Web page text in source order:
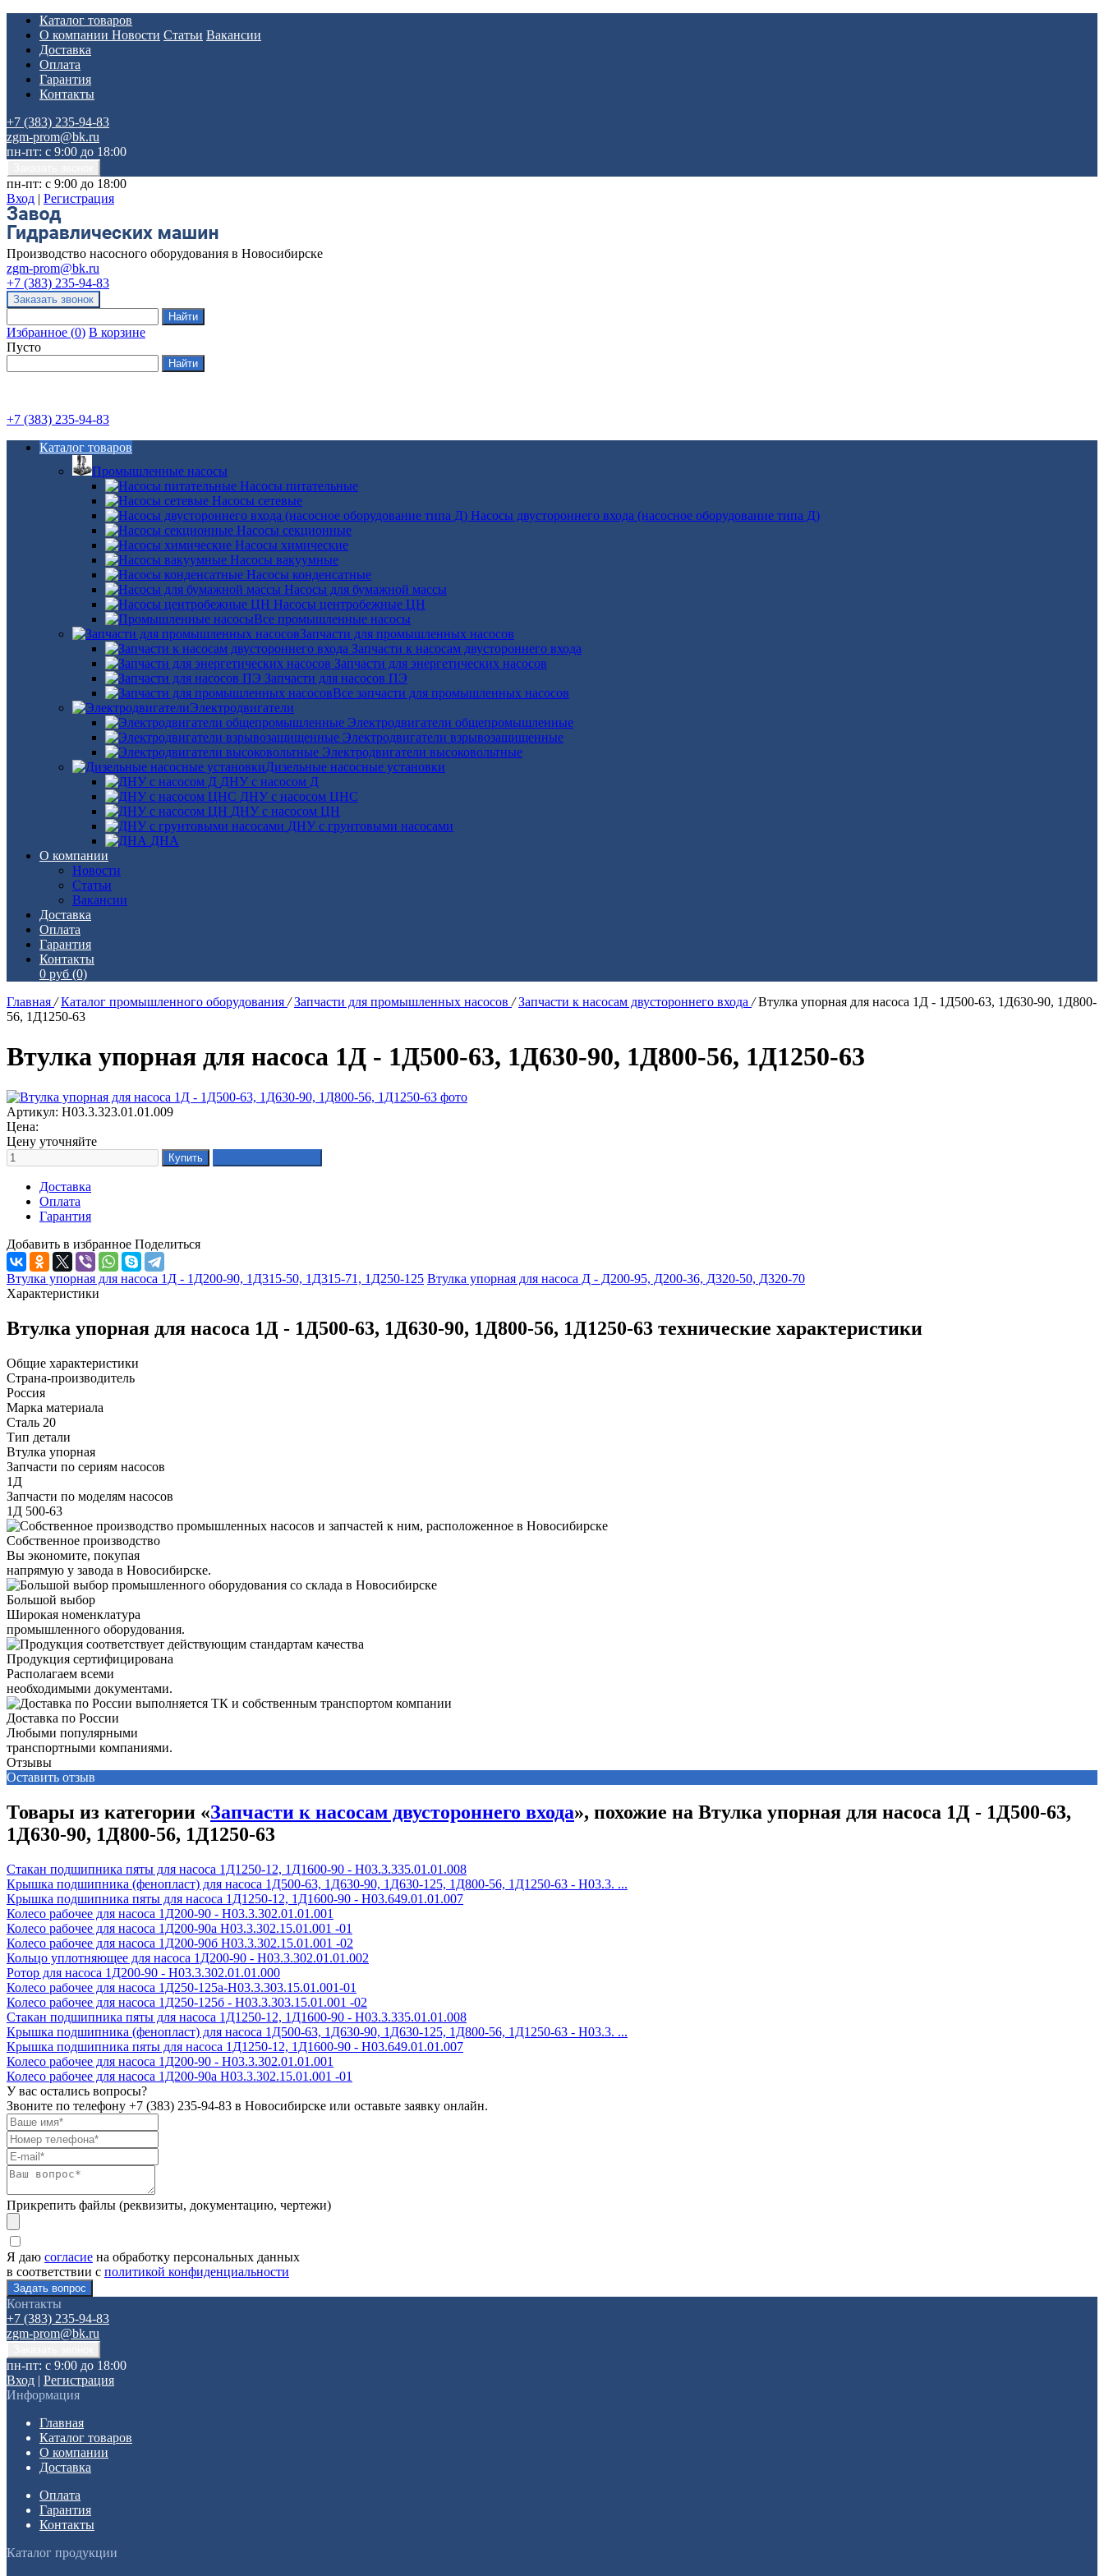
Каталог товаров
О компании Новости Статьи Вакансии
Доставка
Оплата
Гарантия
Контакты
+7 (383) 235-94-83
zgm-prom@bk.ru
пн-пт: с 9:00 до 18:00
пн-пт: с 9:00 до 18:00
Вход | Регистрация
Производство насосного оборудования в Новосибирске
zgm-prom@bk.ru
+7 (383) 235-94-83
Избранное (0) В корзине
Пусто
+7 (383) 235-94-83
Каталог товаров
Промышленные насосы
Насосы питательные
Насосы сетевые
Насосы двустороннего входа (насосное оборудование типа Д)
Насосы секционные
Насосы химические
Насосы вакуумные
Насосы конденсатные
Насосы для бумажной массы
Насосы центробежные ЦН
Все промышленные насосы
Запчасти для промышленных насосов
Запчасти к насосам двустороннего входа
Запчасти для энергетических насосов
Запчасти для насосов ПЭ
Все запчасти для промышленных насосов
Электродвигатели
Электродвигатели общепромышленные
Электродвигатели взрывозащищенные
Электродвигатели высоковольтные
Дизельные насосные установки
ДНУ с насосом Д
ДНУ с насосом ЦНС
ДНУ с насосом ЦН
ДНУ с грунтовыми насосами
ДНА
О компании
Новости
Статьи
Вакансии
Доставка
Оплата
Гарантия
Контакты
0 руб (0)
Главная / Каталог промышленного оборудования / Запчасти для промышленных насосов / Запчасти к насосам двустороннего входа / Втулка упорная для насоса 1Д - 1Д500-63, 1Д630-90, 1Д800-
56, 1Д1250-63
Втулка упорная для насоса 1Д - 1Д500-63, 1Д630-90, 1Д800-56, 1Д1250-63
Артикул: Н03.3.323.01.01.009
Цена:
Цену уточняйте
Доставка
Оплата
Гарантия
Добавить в избранное Поделиться
Втулка упорная для насоса 1Д - 1Д200-90, 1Д315-50, 1Д315-71, 1Д250-125 Втулка упорная для насоса Д - Д200-95, Д200-36, Д320-50, Д320-70
Характеристики
Втулка упорная для насоса 1Д - 1Д500-63, 1Д630-90, 1Д800-56, 1Д1250-63 технические характеристики
Общие характеристики
Страна-производитель
Россия
Марка материала
Сталь 20
Тип детали
Втулка упорная
Запчасти по сериям насосов
1Д
Запчасти по моделям насосов
1Д 500-63
Собственное производство
Вы экономите, покупая
напрямую у завода в Новосибирске.
Большой выбор
Широкая номенклатура
промышленного оборудования.
Продукция сертифицирована
Располагаем всеми
необходимыми документами.
Доставка по России
Любыми популярными
транспортными компаниями.
Отзывы
Оставить отзыв
Товары из категории «Запчасти к насосам двустороннего входа», похожие на Втулка упорная для насоса 1Д - 1Д500-63,
1Д630-90, 1Д800-56, 1Д1250-63
Стакан подшипника пяты для насоса 1Д1250-12, 1Д1600-90 - Н03.3.335.01.01.008
Крышка подшипника (фенопласт) для насоса 1Д500-63, 1Д630-90, 1Д630-125, 1Д800-56, 1Д1250-63 - Н03.3. ...
Крышка подшипника пяты для насоса 1Д1250-12, 1Д1600-90 - Н03.649.01.01.007
Колесо рабочее для насоса 1Д200-90 - H03.3.302.01.01.001
Колесо рабочее для насоса 1Д200-90а H03.3.302.15.01.001 -01
Колесо рабочее для насоса 1Д200-90б H03.3.302.15.01.001 -02
Кольцо уплотняющее для насоса 1Д200-90 - Н03.3.302.01.01.002
Ротор для насоса 1Д200-90 - Н03.3.302.01.01.000
Колесо рабочее для насоса 1Д250-125а-Н03.3.303.15.01.001-01
Колесо рабочее для насоса 1Д250-125б - Н03.3.303.15.01.001 -02
Стакан подшипника пяты для насоса 1Д1250-12, 1Д1600-90 - Н03.3.335.01.01.008
Крышка подшипника (фенопласт) для насоса 1Д500-63, 1Д630-90, 1Д630-125, 1Д800-56, 1Д1250-63 - Н03.3. ...
Крышка подшипника пяты для насоса 1Д1250-12, 1Д1600-90 - Н03.649.01.01.007
Колесо рабочее для насоса 1Д200-90 - H03.3.302.01.01.001
Колесо рабочее для насоса 1Д200-90а H03.3.302.15.01.001 -01
У вас остались вопросы?
Звоните по телефону +7 (383) 235-94-83 в Новосибирске или оставьте заявку онлайн.
Прикрепить файлы (реквизиты, документацию, чертежи)
Я даю согласие на обработку персональных данных
в соответствии с политикой конфиденциальности
Контакты
+7 (383) 235-94-83
zgm-prom@bk.ru
пн-пт: с 9:00 до 18:00
Вход | Регистрация
Информация
Главная
Каталог товаров
О компании
Доставка
Оплата
Гарантия
Контакты
Каталог продукции